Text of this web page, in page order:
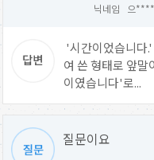
닉네임 으****
'시간이었습니다
여 쓴 형태로 앞말
이였습니다'로...
질문이요